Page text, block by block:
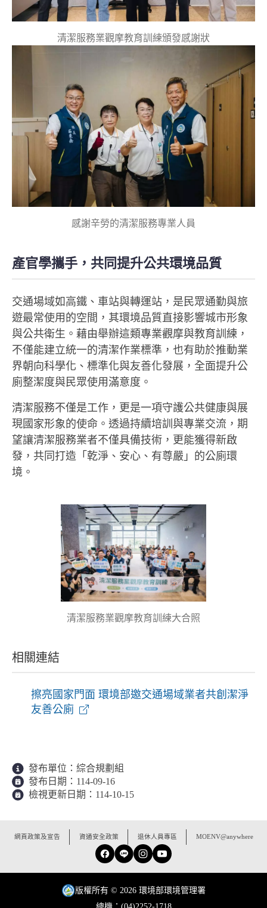
清潔服務業觀摩教育訓練頒發感謝狀
感謝辛勞的清潔服務專業人員
產官學攜手，共同提升公共環境品質
交通場域如高鐵、車站與轉運站，是民眾通勤與旅
遊最常使用的空間，其環境品質直接影響城市形象
與公共衛生。藉由舉辦這類專業觀摩與教育訓練，
不僅能建立統一的清潔作業標準，也有助於推動業
界朝向科學化、標準化與友善化發展，全面提升公
廁整潔度與民眾使用滿意度。
清潔服務不僅是工作，更是一項守護公共健康與展
現國家形象的使命。透過持續培訓與專業交流，期
望讓清潔服務業者不僅具備技術，更能獲得新啟
發，共同打造「乾淨、安心、有尊嚴」的公廁環
境。
清潔服務業觀摩教育訓練大合照
相關連結
擦亮國家門面 環境部邀交通場域業者共創潔淨
友善公廁
發布單位： 綜合規劃組
發布日期： 114-09-16
檢視更新日期： 114-10-15
網頁政策及宣告 資通安全政策 退休人員專區 MOENV@anywhere
Facebook
LineInstagram
YouTube
版權所有 © 2026 環境部環境管理署